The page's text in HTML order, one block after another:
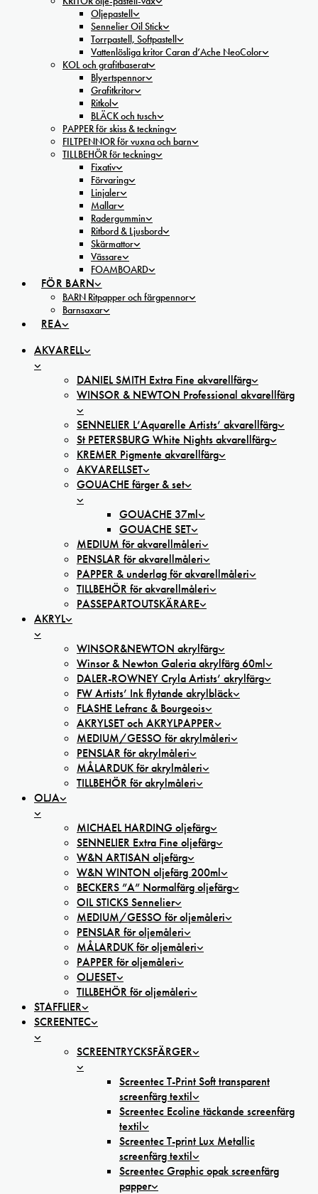
Oljepastell
Sennelier Oil Stick
Torrpastell, Softpastell
Vattenlösliga kritor Caran d’Ache NeoColor
KOL och grafitbaserat
Blyertspennor
Grafitkritor
Ritkol
BLÄCK och tusch
PAPPER för skiss & teckning
FILTPENNOR för vuxna och barn
TILLBEHÖR för teckning
Fixativ
Förvaring
Linjaler
Mallar
Radergummin
Ritbord & Ljusbord
Skärmattor
Vässare
FOAMBOARD
FÖR BARN
BARN Ritpapper och färgpennor
Barnsaxar
REA
AKVARELL
DANIEL SMITH Extra Fine akvarellfärg
WINSOR & NEWTON Professional akvarellfärg
SENNELIER L’Aquarelle Artists’ akvarellfärg
St PETERSBURG White Nights akvarellfärg
KREMER Pigmente akvarellfärg
AKVARELLSET
GOUACHE färger & set
GOUACHE 37ml
GOUACHE SET
MEDIUM för akvarellmåleri
PENSLAR för akvarellmåleri
PAPPER & underlag för akvarellmåleri
TILLBEHÖR för akvarellmåleri
PASSEPARTOUTSKÄRARE
AKRYL
WINSOR&NEWTON akrylfärg
Winsor & Newton Galeria akrylfärg 60ml
DALER-ROWNEY Cryla Artists’ akrylfärg
FW Artists’ Ink flytande akrylbläck
FLASHE Lefranc & Bourgeois
AKRYLSET och AKRYLPAPPER
MEDIUM/GESSO för akrylmåleri
PENSLAR för akrylmåleri
MÅLARDUK för akrylmåleri
TILLBEHÖR för akrylmåleri
OLJA
MICHAEL HARDING oljefärg
SENNELIER Extra Fine oljefärg
W&N ARTISAN oljefärg
W&N WINTON oljefärg 200ml
BECKERS ”A” Normalfärg oljefärg
OIL STICKS Sennelier
MEDIUM/GESSO för oljemåleri
PENSLAR för oljemåleri
MÅLARDUK för oljemåleri
PAPPER för oljemåleri
OLJESET
TILLBEHÖR för oljemåleri
STAFFLIER
SCREENTEC
SCREENTRYCKSFÄRGER
Screentec T-Print Soft transparent
screenfärg textil
Screentec Ecoline täckande screenfärg
textil
Screentec T-print Lux Metallic
screenfärg textil
Screentec Graphic opak screenfärg
papper